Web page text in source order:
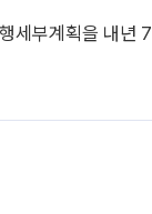
세부계획을 내년 7